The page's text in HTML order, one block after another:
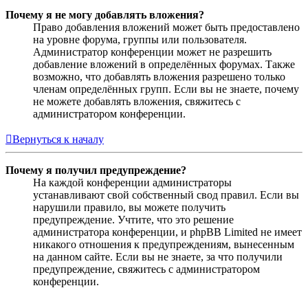
Почему я не могу добавлять вложения?
Право добавления вложений может быть предоставлено
на уровне форума, группы или пользователя.
Администратор конференции может не разрешить
добавление вложений в определённых форумах. Также
возможно, что добавлять вложения разрешено только
членам определённых групп. Если вы не знаете, почему
не можете добавлять вложения, свяжитесь с
администратором конференции.
Вернуться к началу
Почему я получил предупреждение?
На каждой конференции администраторы
устанавливают свой собственный свод правил. Если вы
нарушили правило, вы можете получить
предупреждение. Учтите, что это решение
администратора конференции, и phpBB Limited не имеет
никакого отношения к предупреждениям, вынесенным
на данном сайте. Если вы не знаете, за что получили
предупреждение, свяжитесь с администратором
конференции.